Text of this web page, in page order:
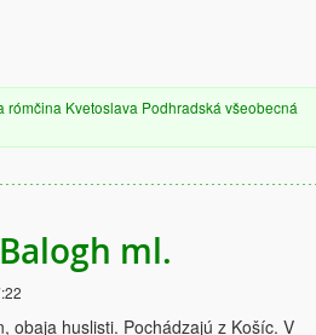
rómčina Kvetoslava Podhradská všeobecná
ml.
obaja huslisti. Pochádzajú z Košíc. V